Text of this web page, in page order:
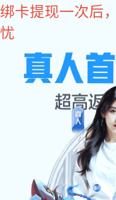
豪门国际
豪门国际
关于豪门国际
产品中心
公司简介